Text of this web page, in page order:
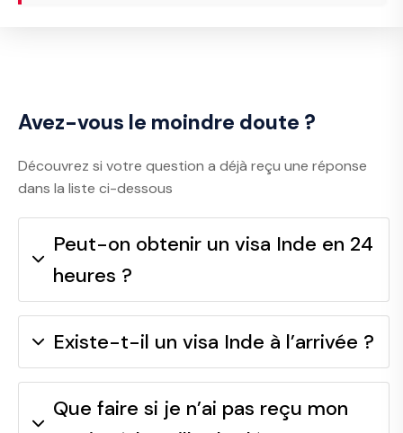
Avez-vous le moindre doute ?
Découvrez si votre question a déjà reçu une réponse
dans la liste ci-dessous
Peut-on obtenir un visa Inde en 24
heures ?
Existe-t-il un visa Inde à l’arrivée ?
Que faire si je n’ai pas reçu mon